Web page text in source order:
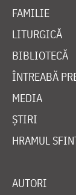
FAMILIE
LITURGICĂ
BIBLIOTECĂ
ÎNTREABĂ
MEDIA
ȘTIRI
HRAMUL
AUTORI